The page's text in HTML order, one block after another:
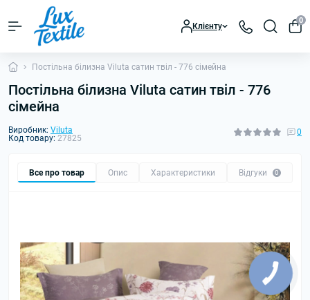
Клієнту
0
Постільна білизна Viluta сатин твіл - 776 сімейна
Постільна білизна Viluta сатин твіл - 776
сімейна
Виробник: Viluta
Код товару: 27825
0
Все про товар Опис Характеристики Відгуки 0